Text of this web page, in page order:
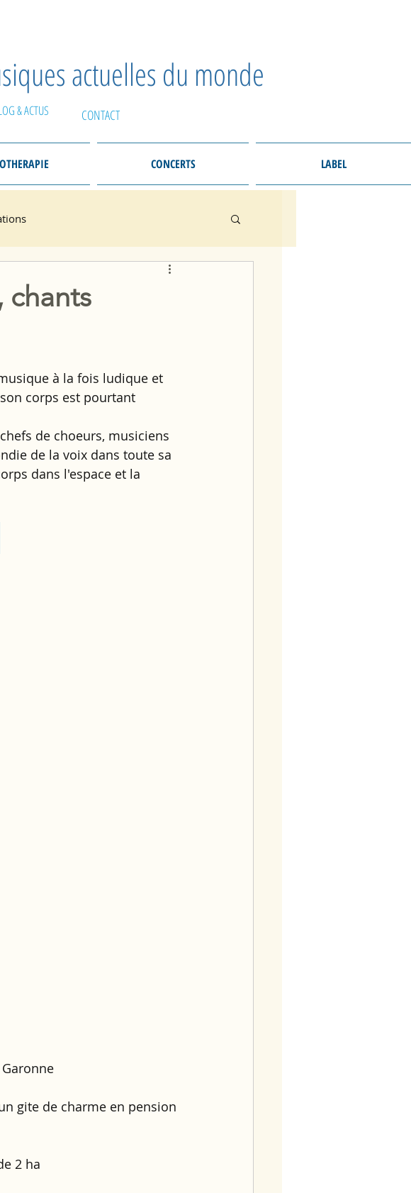
actuelles du monde
& ACTUS CONTACT
CONCERTS LABEL
chants
à la fois ludique et
corps est pourtant
de choeurs, musiciens
de la voix dans toute sa
dans l'espace et la
gite de charme en pension
2 ha